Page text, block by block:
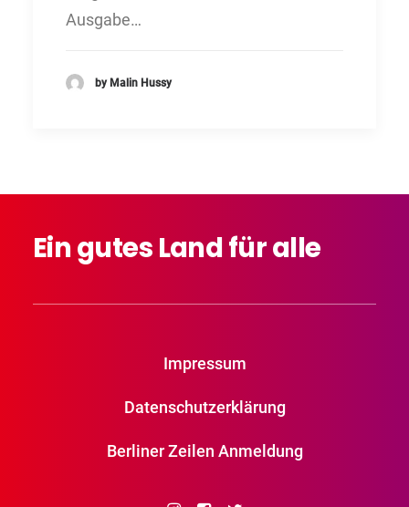
Ausgabe…
by Malin Hussy
EingutesLandfüralle
Impressum
Datenschutzerklärung
Berliner Zeilen Anmeldung